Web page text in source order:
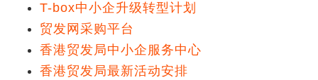
T-box中小企升级转型计划
贸发网采购平台
香港贸发局中小企服务中心
香港贸发局最新活动安排